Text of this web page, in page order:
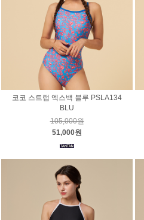
코코 스트랩 엑스백 블루 PSLA134
BLU
105,000원
51,000원